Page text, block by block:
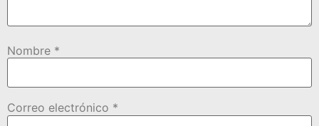
Nombre *
Correo electrónico *